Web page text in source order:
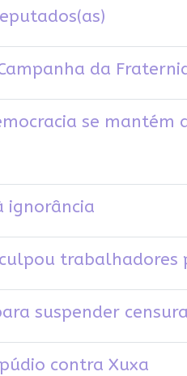
da
se
ignorância
suspender
contra Xuxa